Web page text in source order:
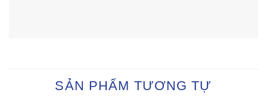
SẢN PHẨM TƯƠNG TỰ